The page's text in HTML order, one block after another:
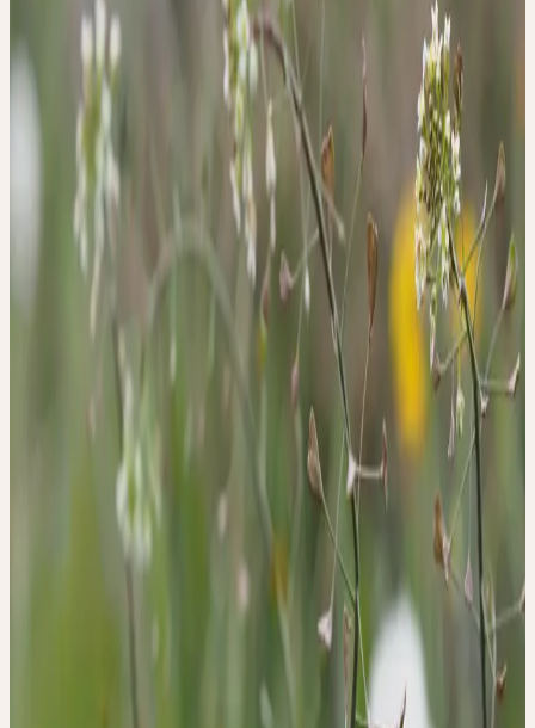
Dienstag, 22. September 2026
Sep
Online-Workshop
🔒 Fachpersonen Deutsch
GANZHEITLICHE
FRAUENHEILKUNDE -
ZYKLUS UND
MENSTRUATION
Nur für Fachpersonen aus Deutschland.
In diesem Online-Workshop präsentiert Ärztin Heide
Fischer individuelle Therapieansätze aus verschiedenen Bereichen
der Naturheilkunde, insbesondere im Bereich der wesensgemäßen
Anwendung von Heilpflanzen. Wir beschäftigen uns mit
verschiedenen Heilpflanzen, deren Wirkungen und möglichen
Einsatzbereichen rund um Zyklus, Menstruation und
Frauengesundheit. Anhand praktischer Fälle erarbeiten die